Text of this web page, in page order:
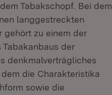
Tabakschopf. Bei dem
langgestreckten
gehört zu einem der
der
denkmalverträgliches
die Charakteristika
sowie die